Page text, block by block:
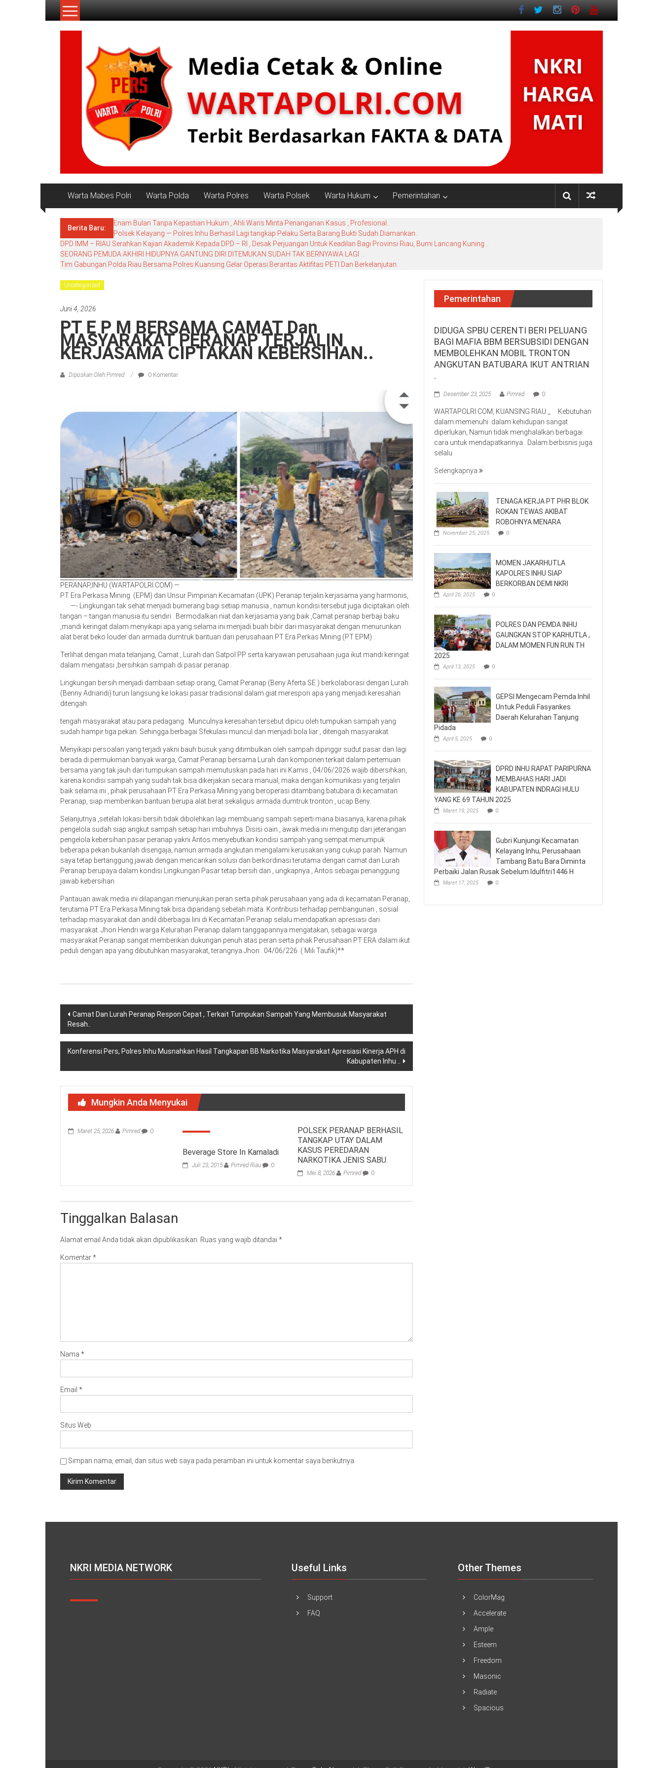
Lompat
WordPress
Warta Mabes Polri Warta Polda Warta Polres Warta Polsek Warta Hukum Pemerintahan
Berita Baru:
Enam Bulan Tanpa Kepastian Hukum , Ahli Waris Minta Penanganan Kasus , Profesional..
Polsek Kelayang — Polres Inhu Berhasil Lagi tangkap Pelaku Serta Barang Bukti Sudah Diamankan..
DPD IMM – RIAU Serahkan Kajian Akademik Kepada DPD – RI , Desak Perjuangan Untuk Keadilan Bagi Provinsi Riau, Bumi Lancang Kuning ..
SEORANG PEMUDA AKHIRI HIDUPNYA GANTUNG DIRI DITEMUKAN SUDAH TAK BERNYAWA LAGI …
Tim Gabungan Polda Riau Bersama Polres Kuansing Gelar Operasi Berantas Aktifitas PETI Dan Berkelanjutan .
Uncategorized
Juni 4, 2026
PT E P M BERSAMA CAMAT Dan
MASYARAKAT PERANAP TERJALIN
KERJASAMA CIPTAKAN KEBERSIHAN..
Diposkan Oleh:Pimred 0 Komentar
PERANAP,INHU (WARTAPOLRI.COM) —
PT Era Perkasa Mining (EPM) dan Unsur Pimpinan Kecamatan (UPK) Peranap terjalin kerjasama yang harmonis,
—- Lingkungan tak sehat menjadi bumerang bagi setiap manusia , namun kondisi tersebut juga diciptakan oleh
tangan – tangan manusia itu sendiri . Bermodalkan niat dan kerjasama yang baik ,Camat peranap berbaji baku
,mandi keringat dalam menyikapi apa yang selama ini menjadi buah bibir dari masyarakat dengan menurunkan
alat berat beko louder dan armada dumtruk bantuan dari perusahaan PT Era Perkas Mining (PT EPM) .
Terlihat dengan mata telanjang, Camat , Lurah dan Satpol PP serta karyawan perusahaan juga ikut mandi keringat
dalam mengatasi ,bersihkan sampah di pasar peranap..
Lingkungan bersih menjadi dambaan setiap orang, Camat Peranap (Beny Aferta.SE ) berkolaborasi dengan Lurah
(Benny Adriandi) turun langsung ke lokasi pasar tradisional dalam giat merespon apa yang menjadi keresahan
ditengah
tengah masyarakat atau para pedagang . Munculnya keresahan tersebut dipicu oleh tumpukan sampah yang
sudah hampir tiga pekan. Sehingga berbagai Sfekulasi muncul dan menjadi bola liar , ditengah masyarakat.
Menyikapi persoalan yang terjadi yakni bauh busuk yang ditimbulkan oleh sampah dipinggir sudut pasar dan lagi
berada di permukiman banyak warga, Camat Peranap bersama Lurah dan komponen terkait dalam pertemuan
bersama yang tak jauh dari tumpukan sampah memutuskan pada hari ini Kamis , 04/06/2026 wajib dibersihkan,
karena kondisi sampah yang sudah tak bisa dikerjakan secara manual, maka dengan komunikasi yang terjalin
baik selama ini , pihak perusahaan PT Era Perkasa Mining yang beroperasi ditambang batubara di kecamatan
Peranap, siap memberikan bantuan berupa alat berat sekaligus armada dumtruk tronton , ucap Beny.
Selanjutnya ,setelah lokasi bersih tidak dibolehkan lagi membuang sampah seperti mana biasanya, karena pihak
pengelola sudah siap angkut sampah setiap hari imbuhnya. Disisi oain , awak media ini mengutip dari jeterangan
pengelola kebersihan pasar peranap yakni Antos menyebutkan kondisi sampah yang sempat menumpuk
beberapa pekan bukanlah disengaja, namun armada angkutan mengalami kerusakan yang cukup parah. Namun
saya tetap bertanggung jawab dengan mencarikan solusi dan berkordinasi terutama dengan camat dan Lurah
Peranap berupaya dalam kondisi Lingkungan Pasar tetap bersih dan , ungkapnya , Antos sebagai penanggung
jawab kebersihan
Pantauan awak media ini dilapangan menunjukan peran serta pihak perusahaan yang ada di kecamatan Peranap,
terutama PT Era Perkasa Mining tak bisa dipandang sebelah mata. Kontribusi terhadap pembangunan , sosial
terhadap masyarakat dan andil diberbagai lini di Kecamatan Peranap selalu mendapatkan apresiasi dari
masyarakat. Jhon Hendri warga Kelurahan Peranap dalam tanggapannya mengatakan, sebagai warga
masyarakat Peranap sangat memberikan dukungan penuh atas peran serta pihak Perusahaan PT ERA dalam ikut
peduli dengan apa yang dibutuhkan masyarakat, terangnya Jhon . 04/06/226. ( Mili Taufik)**
Navigasi
pos
Camat Dan Lurah Peranap Respon Cepat , Terkait Tumpukan Sampah Yang Membusuk Masyarakat
Resah..
Konferensi Pers, Polres Inhu Musnahkan Hasil Tangkapan BB Narkotika Masyarakat Apresiasi Kinerja APH di
Kabupaten Inhu ..
Mungkin Anda Menyukai
Maret 25, 2026 Pimred 0
Beverage Store In Kamaladi
Juli 23, 2015 Pimred Riau 0
POLSEK PERANAP BERHASIL
TANGKAP UTAY DALAM
KASUS PEREDARAN
NARKOTIKA JENIS SABU.
Mei 8, 2026 Pimred 0
Tinggalkan Balasan
Alamat email Anda tidak akan dipublikasikan. Ruas yang wajib ditandai *
Komentar*
Nama *
Email *
Situs Web
Simpan nama, email, dan situs web saya pada peramban ini untuk komentar saya berikutnya.
Pemerintahan
DIDUGA SPBU CERENTI BERI PELUANG
BAGI MAFIA BBM BERSUBSIDI DENGAN
MEMBOLEHKAN MOBIL TRONTON
ANGKUTAN BATUBARA IKUT ANTRIAN
.
Desember 23, 2025 Pimred 0
WARTAPOLRI.COM, KUANSING RIAU _ Kebutuhan
dalam memenuhi dalam kehidupan sangat
diperlukan, Namun tidak menghalalkan berbagai
cara untuk mendapatkannya . Dalam berbisnis juga
selalu
Selengkapnya
TENAGA KERJA PT PHR BLOK
ROKAN TEWAS AKIBAT
ROBOHNYA MENARA
November 25, 2025 0
MOMEN JAKARHUTLA
KAPOLRES INHU SIAP
BERKORBAN DEMI NKRI
April 26, 2025 0
POLRES DAN PEMDA INHU
GAUNGKAN STOP KARHUTLA ,
DALAM MOMEN FUN RUN TH
2025
April 13, 2025 0
GEPSI Mengecam Pemda Inhil
Untuk Peduli Fasyankes
Daerah Kelurahan Tanjung
Pidada
April 5, 2025 0
DPRD INHU RAPAT PARIPURNA
MEMBAHAS HARI JADI
KABUPATEN INDRAGI HULU
YANG KE 69 TAHUN 2025
Maret 19, 2025 0
Gubri Kunjungi Kecamatan
Kelayang Inhu, Perusahaan
Tambang Batu Bara Diminta
Perbaiki Jalan Rusak Sebelum Idulfitri1446 H
Maret 17, 2025 0
NKRI MEDIA NETWORK Useful Links
Support
FAQ
Other Themes
ColorMag
Accelerate
Ample
Esteem
Freedom
Masonic
Radiate
Spacious